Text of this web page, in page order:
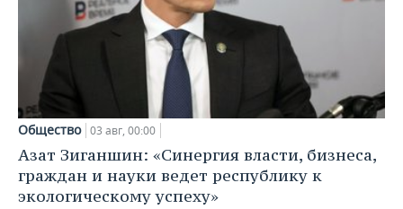
Общество 03 авг, 00:00
Азат Зиганшин: «Синергия власти, бизнеса,
граждан и науки ведет республику к
экологическому успеху»